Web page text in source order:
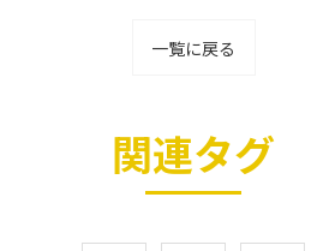
一覧に戻る
関連タグ